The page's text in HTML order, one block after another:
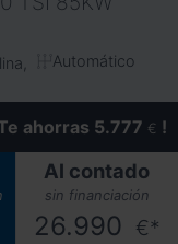
Automático
ahorras 5.777 € !
Al contado
sin financiación
26.990 €*